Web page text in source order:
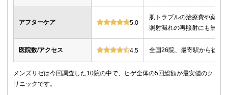
アフターケア 5.0
肌トラブルの治療費や薬代
照射漏れの再照射にも無料
医院数/アクセス 4.5 全国26院、最寄駅から徒歩
メンズリゼは今回調査した10院の中で、ヒゲ全体の5回総額が最安値のク
リニックです。